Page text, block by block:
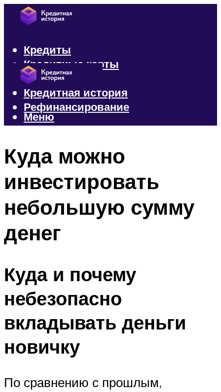
Кредиты
Кредитные карты
Микрозаймы
Кредитная история
Рефинансирование
Меню
Куда можно
инвестировать
небольшую сумму
денег
Куда и почему
небезопасно
вкладывать деньги
новичку
По сравнению с прошлым,